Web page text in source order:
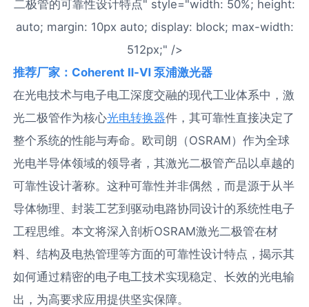
二极管的可靠性设计特点" style="width: 50%; height:
auto; margin: 10px auto; display: block; max-width:
512px;" />
推荐厂家：Coherent Ⅱ-Ⅵ 泵浦激光器
在光电技术与电子电工深度交融的现代工业体系中，激
光二极管作为核心光电转换器件，其可靠性直接决定了
整个系统的性能与寿命。欧司朗（OSRAM）作为全球
光电半导体领域的领导者，其激光二极管产品以卓越的
可靠性设计著称。这种可靠性并非偶然，而是源于从半
导体物理、封装工艺到驱动电路协同设计的系统性电子
工程思维。本文将深入剖析OSRAM激光二极管在材
料、结构及电热管理等方面的可靠性设计特点，揭示其
如何通过精密的电子电工技术实现稳定、长效的光电输
出，为高要求应用提供坚实保障。